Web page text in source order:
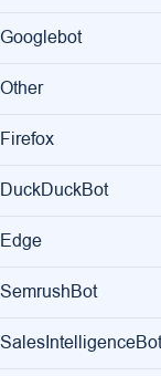
Googlebot
Other
Firefox
DuckDuckBot
Edge
SemrushBot
SalesIntelligenceBot